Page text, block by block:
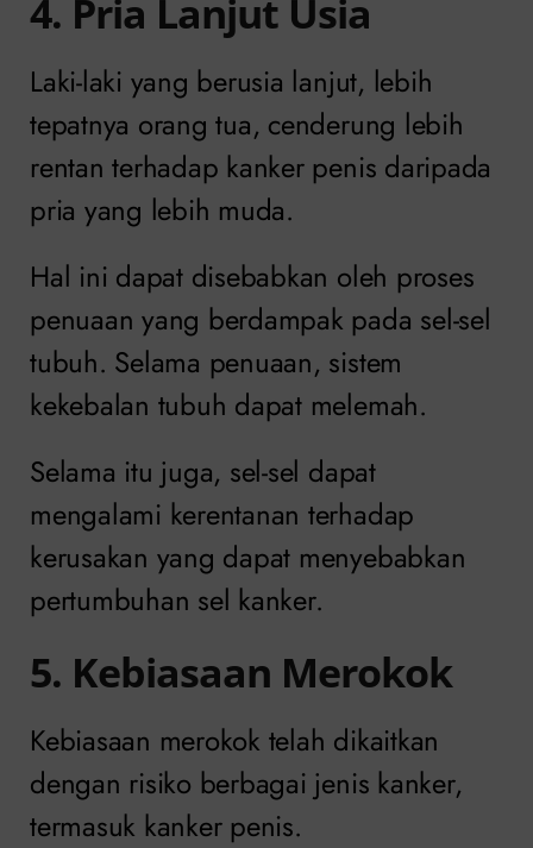
4. Pria Lanjut Usia
Laki-laki yang berusia lanjut, lebih
tepatnya orang tua, cenderung lebih
rentan terhadap kanker penis daripada
pria yang lebih muda.
Hal ini dapat disebabkan oleh proses
penuaan yang berdampak pada sel-sel
tubuh. Selama penuaan, sistem
kekebalan tubuh dapat melemah.
Selama itu juga, sel-sel dapat
mengalami kerentanan terhadap
kerusakan yang dapat menyebabkan
pertumbuhan sel kanker.
5. Kebiasaan Merokok
Kebiasaan merokok telah dikaitkan
dengan risiko berbagai jenis kanker,
termasuk kanker penis.